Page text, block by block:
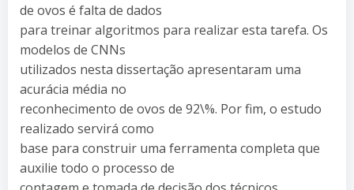
de ovos é falta de dados
para treinar algoritmos para realizar esta tarefa. Os
modelos de CNNs
utilizados nesta dissertação apresentaram uma
acurácia média no
reconhecimento de ovos de 92\%. Por fim, o estudo
realizado servirá como
base para construir uma ferramenta completa que
auxilie todo o processo de